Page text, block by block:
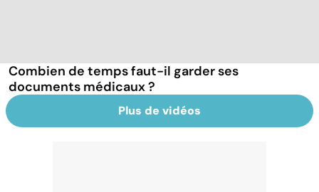
Combien de temps faut-il garder ses
documents médicaux ?
Plus de vidéos